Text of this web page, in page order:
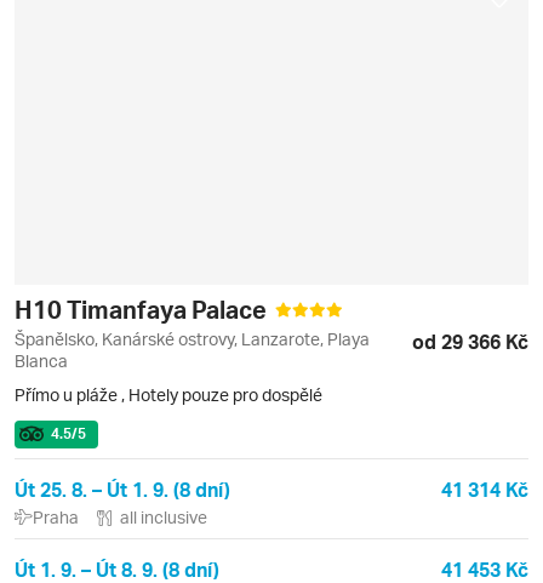
H10 Timanfaya Palace
Španělsko, Kanárské ostrovy, Lanzarote, Playa
Blanca
od 29 366 Kč
Přímo u pláže , Hotely pouze pro dospělé
4.5/5
Út 25. 8. – Út 1. 9. (8 dní) 41 314 Kč
Praha all inclusive
Út 1. 9. – Út 8. 9. (8 dní) 41 453 Kč